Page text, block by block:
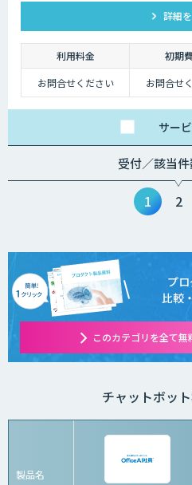
詳細
利用料金 初期
お問合せください
お問合せ
サー
1 2
受付／該当
プ
比較
このカテゴリを全て無
チャットボッ
製品名